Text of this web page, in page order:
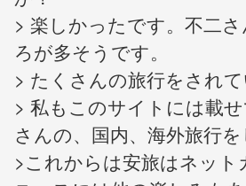
> 楽しかったです。不二
ろが多そうです。
> たくさんの旅行をされ
> 私もこのサイトには載
さんの、国内、海外旅行
>これからは安旅はネッ